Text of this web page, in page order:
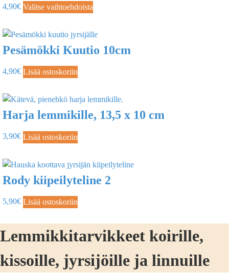
4,90€ Valitse vaihtoehdoista
Pesämökki Kuutio 10cm
4,90€ Lisää ostoskoriin
Harja lemmikille, 13,5 x 10 cm
3,90€ Lisää ostoskoriin
Rody kiipeilyteline 2
5,90€ Lisää ostoskoriin
Lemmikkitarvikkeet koirille,
kissoille, jyrsijöille ja linnuille